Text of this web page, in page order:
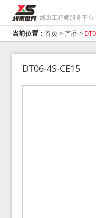
线束工程师服务平台
当前位置： 首页> 产品 >
DT06-4S-CE15